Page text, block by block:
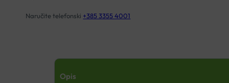
Naručite telefonski +385 3355 4001
Opis